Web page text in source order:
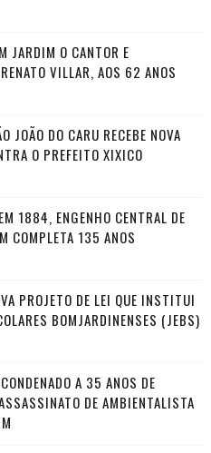
JARDIM O CANTOR E
VILLAR, AOS 62 ANOS
JOÃO DO CARU RECEBE NOVA
O PREFEITO XIXICO
1884, ENGENHO CENTRAL DE
COMPLETA 135 ANOS
PROJETO DE LEI QUE INSTITUI
BOMJARDINENSES (JEBS)
A 35 ANOS DE
DE AMBIENTALISTA